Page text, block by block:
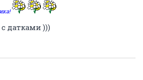
датками )))